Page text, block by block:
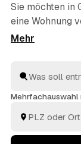
Sie möchten in
eine Wohnung
einen Nachlass
Baden-
kompletten
Anfang an im
Mehrfachauswahl